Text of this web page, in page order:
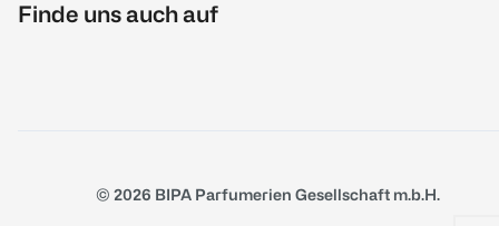
Finde uns auch auf
© 2026 BIPA Parfumerien Gesellschaft m.b.H.